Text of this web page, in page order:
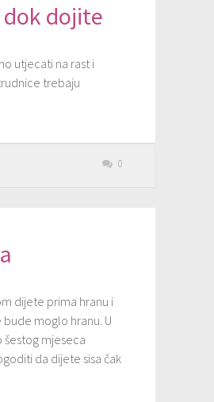
dojite
utjecati na rast i
trebaju
0
dijete prima hranu i
moglo hranu. U
šestog mjeseca
da dijete sisa čak